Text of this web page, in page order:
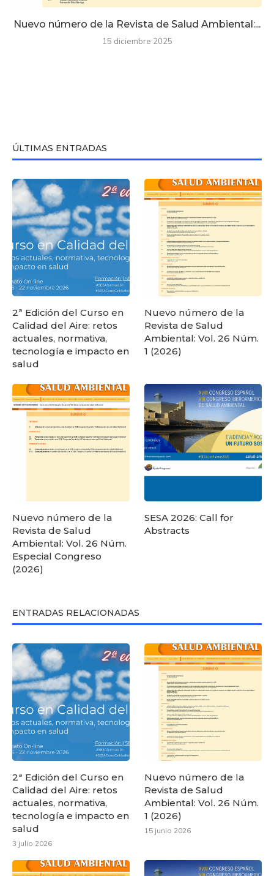
Nuevo número de la Revista de Salud Ambiental:...
15 diciembre 2025
ÚLTIMAS ENTRADAS
2ª Edición del Curso en
Calidad del Aire: retos
actuales, normativa,
tecnología e impacto en
salud
Nuevo número de la
Revista de Salud
Ambiental: Vol. 26 Núm.
1 (2026)
Nuevo número de la
Revista de Salud
Ambiental: Vol. 26 Núm.
Especial Congreso
(2026)
SESA 2026: Call for
Abstracts
ENTRADAS RELACIONADAS
2ª Edición del Curso en
Calidad del Aire: retos
actuales, normativa,
tecnología e impacto en
salud
3 julio 2026
Nuevo número de la
Revista de Salud
Ambiental: Vol. 26 Núm.
1 (2026)
15 junio 2026